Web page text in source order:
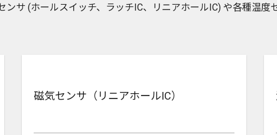
サ (ホールスイッチ、ラッチIC、リニアホールIC) や各種温度
磁気センサ（リニアホールIC）